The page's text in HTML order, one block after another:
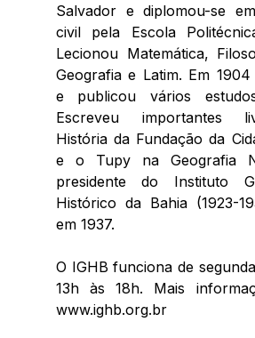
Salvador e diplomou-se
civil pela Escola
Lecionou Matemática,
Geografia e Latim. Em
e publicou vários
Escreveu importantes
História da Fundação da
e o Tupy na Geografia
presidente do Instituto
Histórico da Bahia (1923-
em 1937.
O IGHB funciona de
www.ighb.org.br